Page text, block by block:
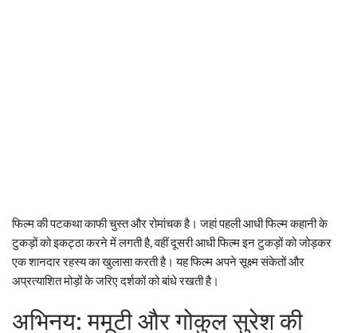
फिल्म की पटकथा काफी चुस्त और रोमांचक है। जहां पहली आधी फिल्म कहानी के
टुकड़ों को इकट्ठा करने में लगती है, वहीं दूसरी आधी फिल्म इन टुकड़ों को जोड़कर
एक शानदार रहस्य का खुलासा करती है। यह फिल्म अपने सूक्ष्म संकेतों और
अप्रत्याशित मोड़ों के जरिए दर्शकों को बांधे रखती है।
अभिनय: ममूटी और गोकुल सुरेश की